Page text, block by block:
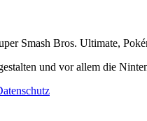
Smash Bros. Ultimate,
und vor allem die